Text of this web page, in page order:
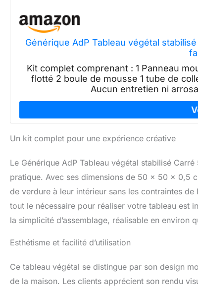
Générique AdP Tableau végétal
Kit complet comprenant : 1 Panneau
flotté 2 boule de mousse 1 tube de
Aucun entretien ni
Un kit complet pour une expérience créative
Le Générique AdP Tableau végétal stabilisé
pratique. Avec ses dimensions de 50 x 50 x 0,5
de verdure à leur intérieur sans les contraintes
tout le nécessaire pour réaliser votre tableau est
la simplicité d’assemblage, réalisable en environ
Esthétisme et facilité d’utilisation
Ce tableau végétal se distingue par son design
de la maison. Les clients apprécient son rendu